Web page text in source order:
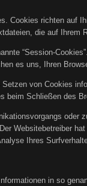
Cookies richten auf
die auf Ihrem
“Session-
es uns, Ihren
von Cookies
beim Schließen des
Websitebetreiber
Ihres
in so